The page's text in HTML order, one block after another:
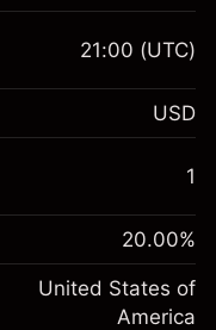
$1,000.00
-0.021568
%
$5,000.00
~
$4,000.00
-0.000654
%
(-$0.03)
21:00 (UTC)
USD
1
20.00%
United States of
America